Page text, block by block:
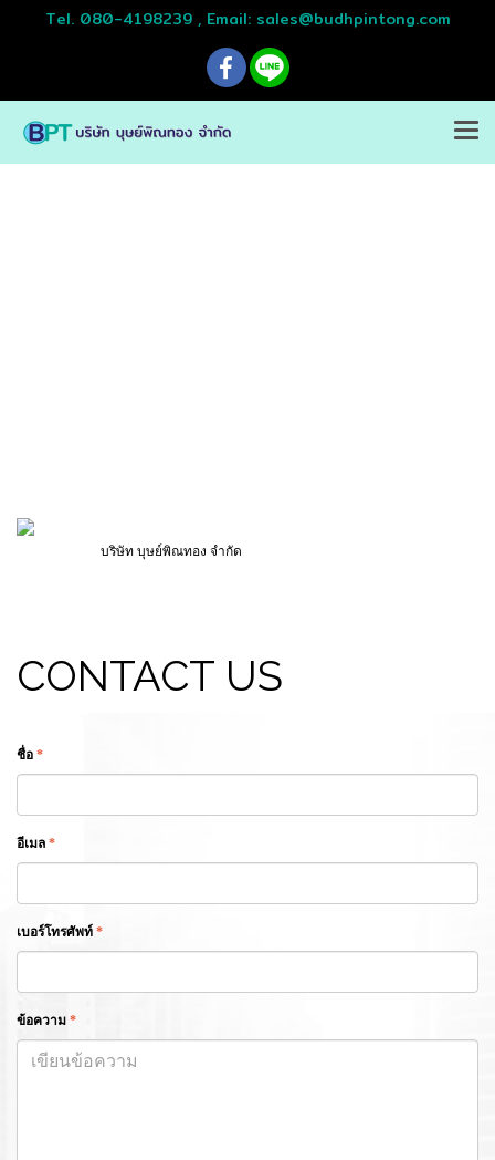
Tel. 080-4198239 , Email: sales@budhpintong.com
บริษัท บุษย์พิณทอง จำกัด
CONTACT US
ชื่อ *
อีเมล *
เบอร์โทรศัพท์ *
ข้อความ *